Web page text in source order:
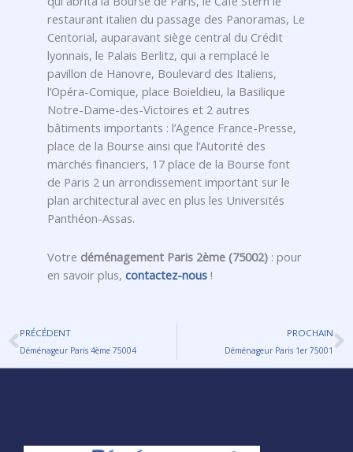
restaurant italien du passage des Panoramas, Le
Centorial, auparavant siège central du Crédit
lyonnais, le Palais Berlitz, qui a remplacé le
pavillon de Hanovre, Boulevard des Italiens,
l’Opéra-Comique, place Boieldieu, la Basilique
Notre-Dame-des-Victoires et 2 autres
bâtiments importants : l’Agence France-Presse,
place de la Bourse ainsi que l’Autorité des
marchés financiers, 17 place de la Bourse font
de Paris 2 un arrondissement important sur le
plan architectural avec en plus les Universités
Panthéon-Assas.
Votre déménagement Paris 2ème (75002) : pour
en savoir plus, contactez-nous !
Précédent
PRÉCÉDENT
Déménageur Paris 4ème 75004
PROCHAIN
Déménageur Paris 1er 75001